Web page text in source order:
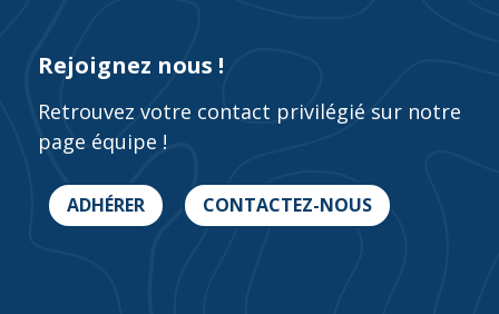
Rejoignez nous !
Retrouvez votre contact privilégié sur notre
page équipe !
ADHÉRER CONTACTEZ-NOUS